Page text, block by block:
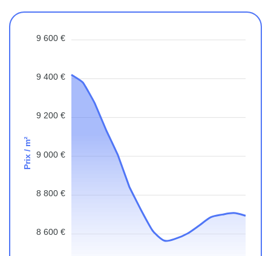
9 600 €
9 400 €
9 200 €
9 000 €
8 800 €
8 600 €
Prix / m²